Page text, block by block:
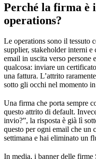
Perché la firma è
operations?
Le operations sono il tessuto
supplier, stakeholder interni
email in uscita verso persone
qualcosa: inviare un
una fattura. L’attrito
sotto gli occhi nel momento
Una firma che porta sempre
questo attrito di default.
invio?”, la risposta è già lì
questo per ogni email che un
settimana e hai eliminato un
In media, i banner delle